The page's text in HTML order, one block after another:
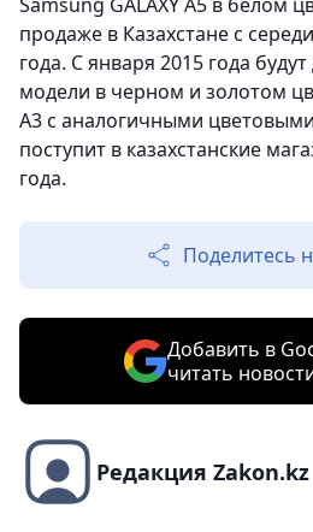
продаже в Казахстане с
года. С января 2015 года
модели в черном и золотом
A3 с аналогичными
поступит в казахстанские
года.
Поделитесь
Добавить в
читать
Редакция Zakon.kz